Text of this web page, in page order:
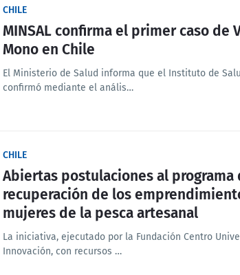
CHILE
MINSAL confirma el primer caso de
Mono en Chile
El Ministerio de Salud informa que el Instituto de
confirmó mediante el anális…
CHILE
Abiertas postulaciones al programa
recuperación de los
mujeres de la pesca artesanal
La iniciativa, ejecutado por la Fundación Centro
Innovación, con recursos …